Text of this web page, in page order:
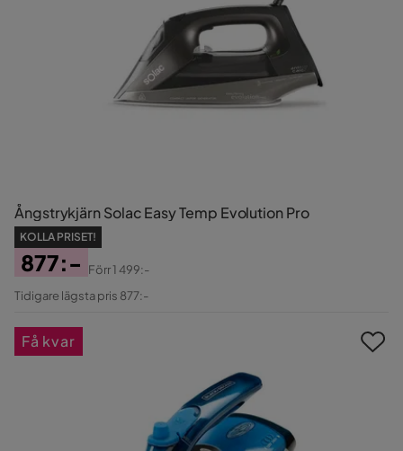
Ångstrykjärn Solac Easy Temp Evolution Pro
KOLLA PRISET!
Pris
877:-
Original
Förr1 499:-
Tidigare lägsta pris 877:-
Få kvar